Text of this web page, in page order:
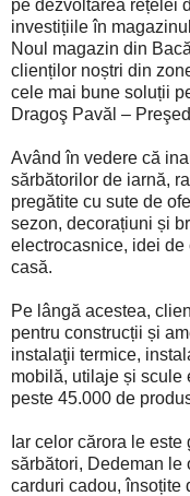
pe dezvoltarea rețelei
investițiile în
Noul magazin din
clienților noștri din
cele mai bune soluții
Dragoş Pavăl –
Având în vedere că
sărbătorilor de iarnă,
pregătite cu sute de
sezon, decorațiuni și
electrocasnice, idei de
casă.
Pe lângă acestea,
pentru construcții și
instalaţii termice,
mobilă, utilaje și scule
peste 45.000 de
Iar celor cărora le
sărbători, Dedeman le
carduri cadou, însoțite